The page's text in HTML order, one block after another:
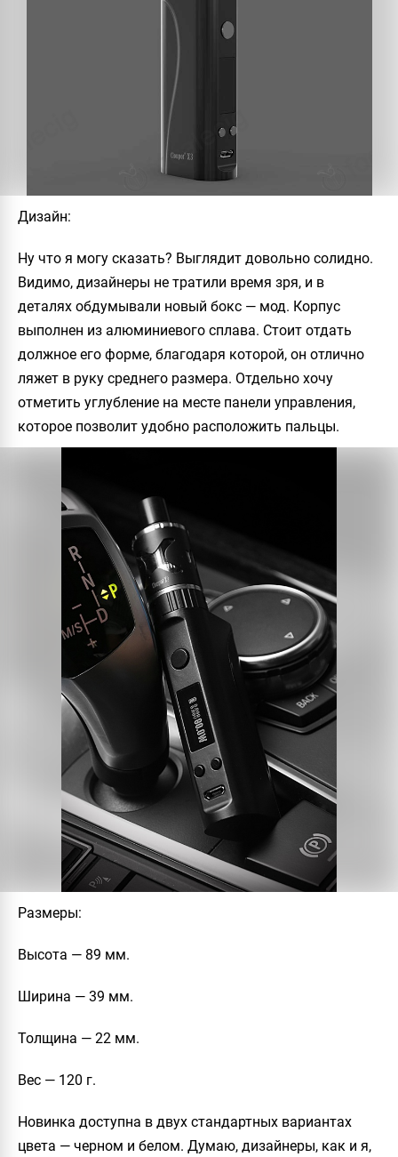
Дизайн:
Ну что я могу сказать? Выглядит довольно солидно.
Видимо, дизайнеры не тратили время зря, и в
деталях обдумывали новый бокс — мод. Корпус
выполнен из алюминиевого сплава. Стоит отдать
должное его форме, благодаря которой, он отлично
ляжет в руку среднего размера. Отдельно хочу
отметить углубление на месте панели управления,
которое позволит удобно расположить пальцы.
Размеры:
Высота — 89 мм.
Ширина — 39 мм.
Толщина — 22 мм.
Вес — 120 г.
Новинка доступна в двух стандартных вариантах
цвета — черном и белом. Думаю, дизайнеры, как и я,